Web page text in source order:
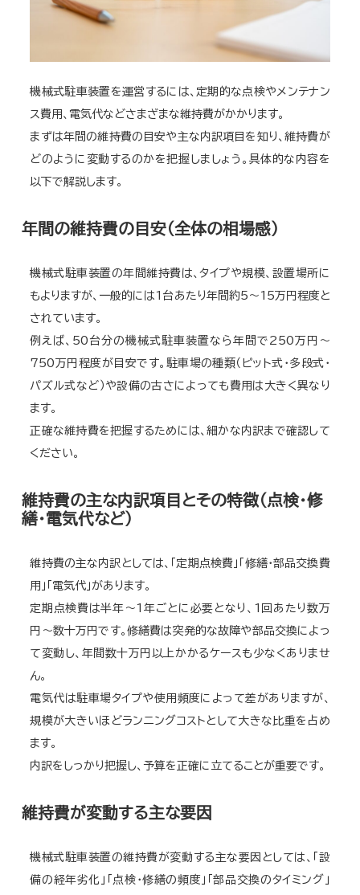
機械式駐車装置を運営するには、定期的な点検やメンテナン
ス費用、電気代などさまざまな維持費がかかります。
まずは年間の維持費の目安や主な内訳項目を知り、維持費が
どのように変動するのかを把握しましょう。具体的な内容を
以下で解説します。
年間の維持費の目安（全体の相場感）
機械式駐車装置の年間維持費は、タイプや規模、設置場所に
もよりますが、一般的には1台あたり年間約5～15万円程度と
されています。
例えば、50台分の機械式駐車装置なら年間で250万円〜
750万円程度が目安です。駐車場の種類（ピット式・多段式・
パズル式など）や設備の古さによっても費用は大きく異なり
ます。
正確な維持費を把握するためには、細かな内訳まで確認して
ください。
維持費の主な内訳項目とその特徴（点検・修
繕・電気代など）
維持費の主な内訳としては、「定期点検費」「修繕・部品交換費
用」「電気代」があります。
定期点検費は半年〜1年ごとに必要となり、1回あたり数万
円〜数十万円です。修繕費は突発的な故障や部品交換によっ
て変動し、年間数十万円以上かかるケースも少なくありませ
ん。
電気代は駐車場タイプや使用頻度によって差がありますが、
規模が大きいほどランニングコストとして大きな比重を占め
ます。
内訳をしっかり把握し、予算を正確に立てることが重要です。
維持費が変動する主な要因
機械式駐車装置の維持費が変動する主な要因としては、「設
備の経年劣化」「点検・修繕の頻度」「部品交換のタイミング」